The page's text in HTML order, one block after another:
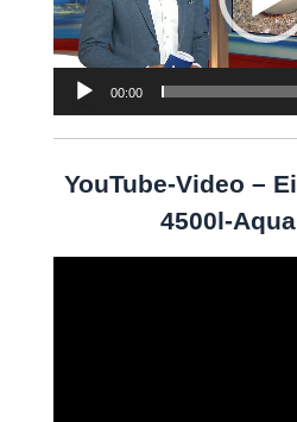
00:00
YouTube-Video –
4500l-